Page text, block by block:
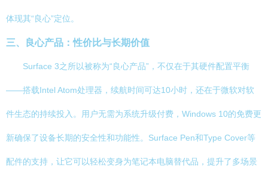
体现其“良心”定位。
三、良心产品：性价比与长期价值
Surface 3之所以被称为“良心产品”，不仅在于其硬件配置平衡
——搭载Intel Atom处理器，续航时间可达10小时，还在于微软对软
件生态的持续投入。用户无需为系统升级付费，Windows 10的免费更
新确保了设备长期的安全性和功能性。Surface Pen和Type Cover等
配件的支持，让它可以轻松变身为笔记本电脑替代品，提升了多场景